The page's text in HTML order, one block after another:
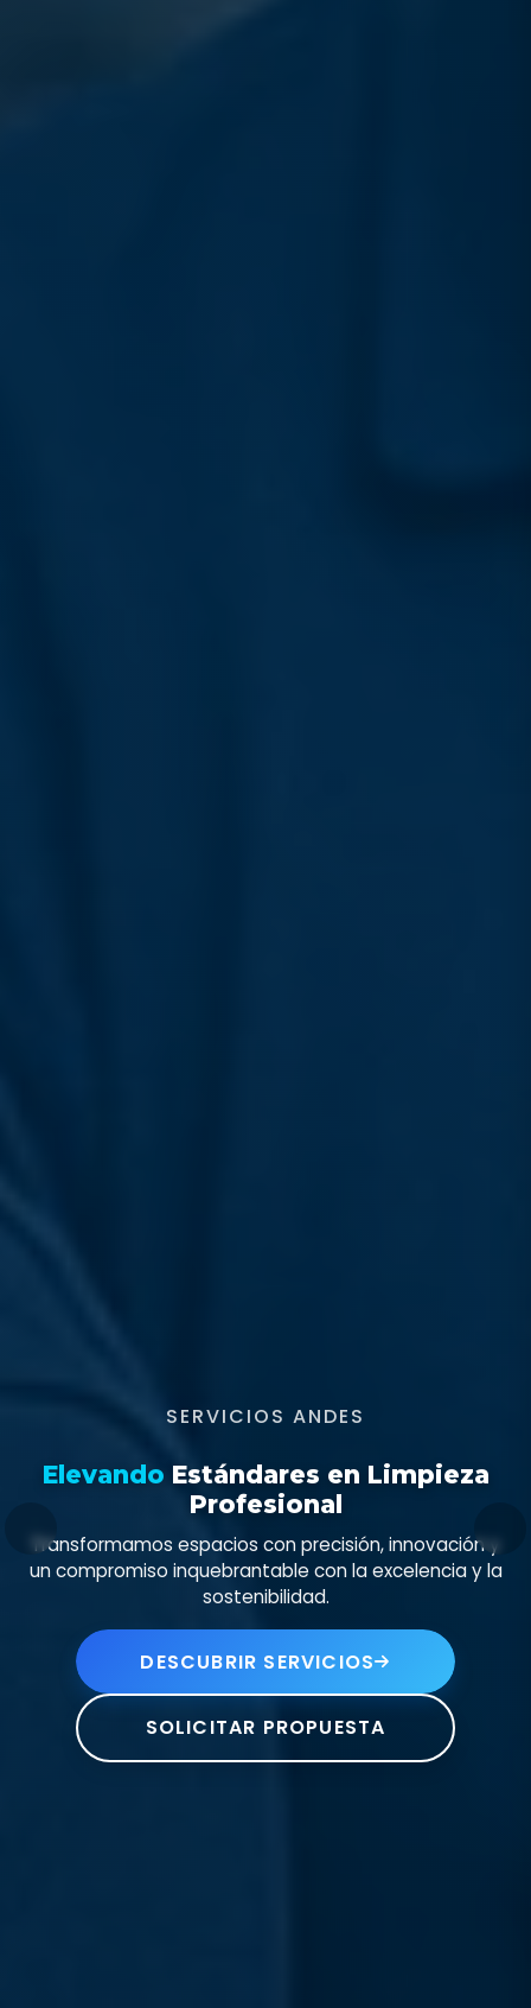
SERVICIOS ANDES
Elevando Estándares en Limpieza
Profesional
Transformamos espacios con precisión, innovación y
un compromiso inquebrantable con la excelencia y la
sostenibilidad.
DESCUBRIR SERVICIOS
SOLICITAR PROPUESTA